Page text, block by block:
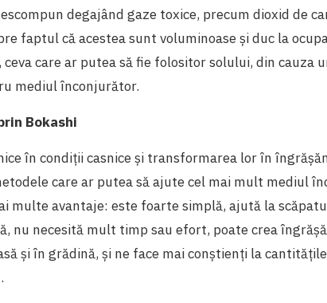
degajând gaze toxice, precum dioxid de
faptul că acestea sunt voluminoase și duc la
care ar putea să fie folositor solului, din cauza
mediul înconjurător.
Bokashi
în condiții casnice și transformarea lor în
care ar putea să ajute cel mai mult mediul
multe avantaje: este foarte simplă, ajută la
nu necesită mult timp sau efort, poate crea
și în grădină, și ne face mai conștienți la